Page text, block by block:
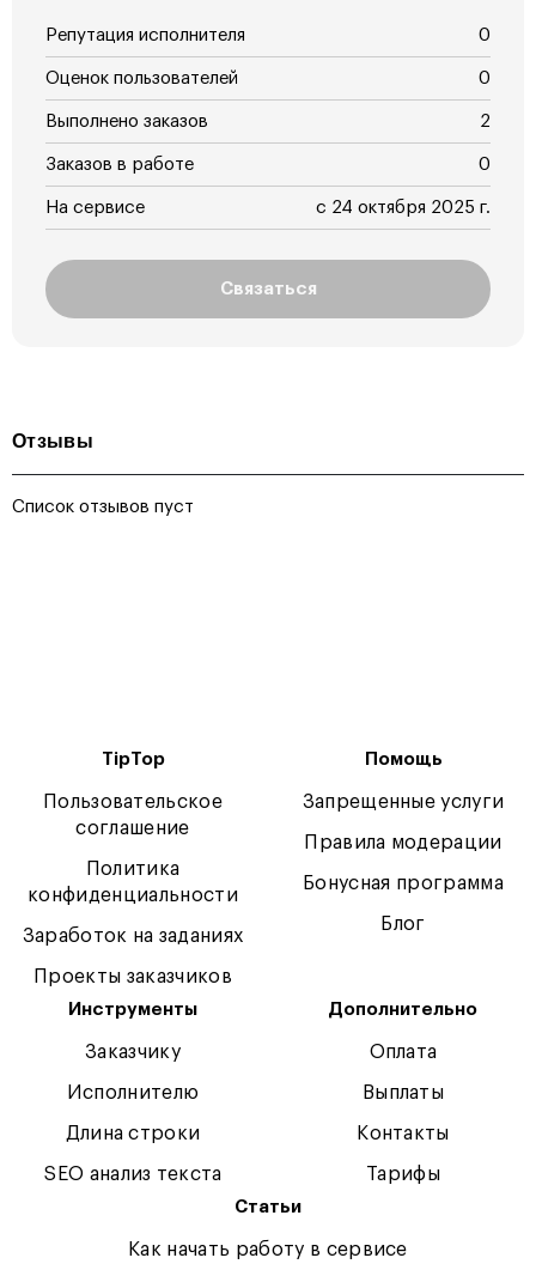
Репутация исполнителя 0
Оценок пользователей 0
Выполнено заказов 2
Заказов в работе 0
На сервисе с 24 октября 2025 г.
Связаться
Отзывы
Список отзывов пуст
TipTop
Пользовательское
соглашение
Политика
конфиденциальности
Заработок на заданиях
Проекты заказчиков
Помощь
Запрещенные услуги
Правила модерации
Бонусная программа
Блог
Инструменты
Заказчику
Исполнителю
Длина строки
SEO анализ текста
Дополнительно
Оплата
Выплаты
Контакты
Тарифы
Статьи
Как начать работу в сервисе